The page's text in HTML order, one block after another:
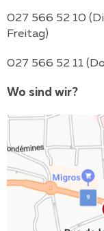
027 566 52 10
Freitag)
027 566 52 11
Wo sind wir?